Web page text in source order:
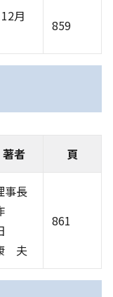
月
859
著者 頁
事長
夫
861